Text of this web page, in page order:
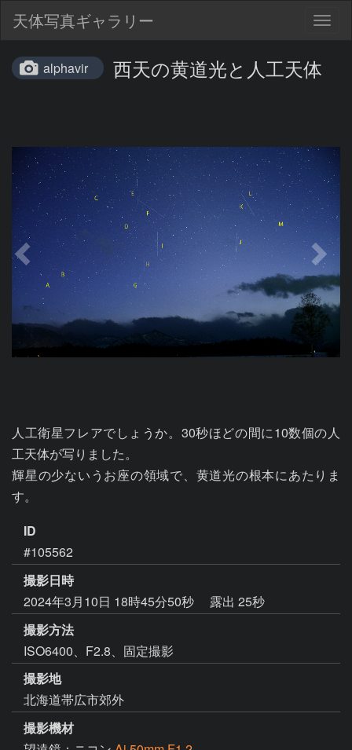
天体写真ギャラリー
alphavir 西天の黄道光と人工天体
人工衛星フレアでしょうか。30秒ほどの間に10数個の人
工天体が写りました。
輝星の少ないうお座の領域で、黄道光の根本にあたりま
す。
ID
#105562
撮影日時
2024年3月10日 18時45分50秒
露出 25秒
撮影方法
ISO6400、F2.8、固定撮影
撮影地
北海道帯広市郊外
撮影機材